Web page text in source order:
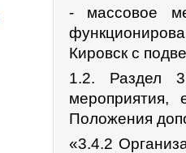
- массовое
Кировск с
1.2. Раздел 3
мероприятия,
Положения
«3.4.2